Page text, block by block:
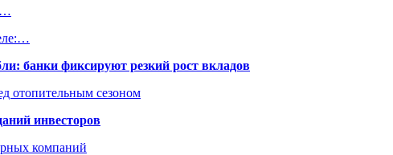
банки фиксируют резкий рост вкладов
отопительным сезоном
инвесторов
компаний